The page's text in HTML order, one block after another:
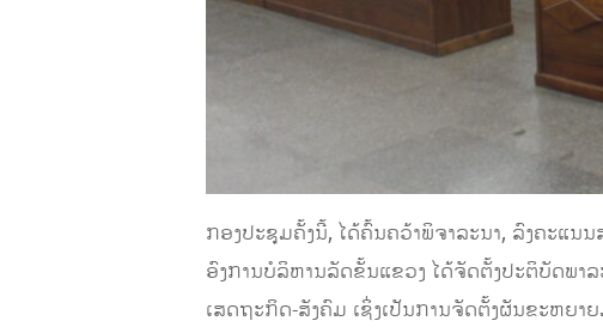
ກອງປະຊຸມຄັ້ງ​ນີ້, ໄດ້ຄົ້ນຄວ້າພິຈາລະນາ, ລົງຄະແນ
ອົງການບໍລິຫານລັດຂັ້ນແຂວງ ໄດ້ຈັດຕັ້ງປະຕິບັດພາ
ເສດຖະກິດ-ສັງຄົມ ເຊິ່ງເປັນການຈັດຕັ້ງຜັນຂະຫຍ